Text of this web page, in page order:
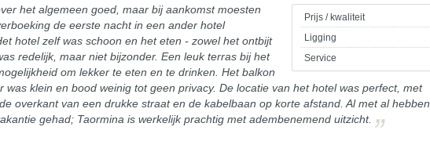
Prijs / kwaliteit
Ligging
Service
het algemeen goed, maar bij aankomst moesten
de eerste nacht in een ander hotel
hotel zelf was schoon en het eten - zowel het ontbijt
redelijk, maar niet bijzonder. Een leuk terras bij het
om lekker te eten en te drinken. Het balkon
was klein en bood weinig tot geen privacy. De locatie van het hotel was perfect, met
overkant van een drukke straat en de kabelbaan op korte afstand. Al met al hebben
gehad; Taormina is werkelijk prachtig met adembenemend uitzicht.